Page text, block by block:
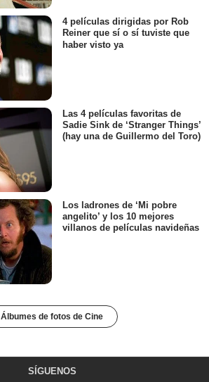
4 películas dirigidas por Rob
Reiner que sí o sí tuviste que
haber visto ya
Las 4 películas favoritas de
Sadie Sink de ‘Stranger Things’
(hay una de Guillermo del Toro)
Los ladrones de ‘Mi pobre
angelito’ y los 10 mejores
villanos de películas navideñas
Álbumes de fotos de Cine
SÍGUENOS